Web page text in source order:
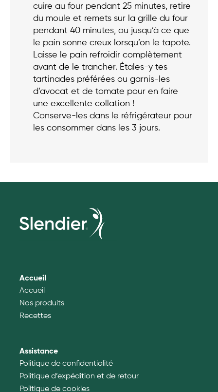
cuire au four pendant 25 minutes, retire
du moule et remets sur la grille du four
pendant 40 minutes, ou jusqu’à ce que
le pain sonne creux lorsqu’on le tapote.
Laisse le pain refroidir complètement
avant de le trancher. Étales-y tes
tartinades préférées ou garnis-les
d’avocat et de tomate pour en faire
une excellente collation !
Conserve-les dans le réfrigérateur pour
les consommer dans les 3 jours.
Accueil
Accueil
Nos produits
Recettes
Assistance
Politique de confidentialité
Politique d’expédition et de retour
Politique de cookies